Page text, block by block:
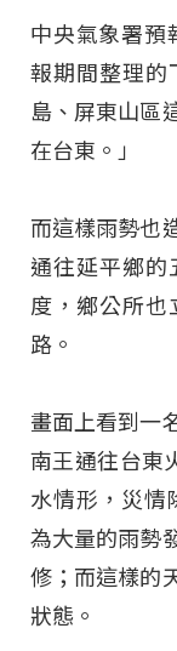
中央氣象署預
報期間整理的
島、屏東山區
在台東。」
而這樣雨勢也
通往延平鄉的
度，鄉公所也
路。
畫面上看到一
南王通往台東
水情形，災情
為大量的雨勢
修；而這樣的
狀態。